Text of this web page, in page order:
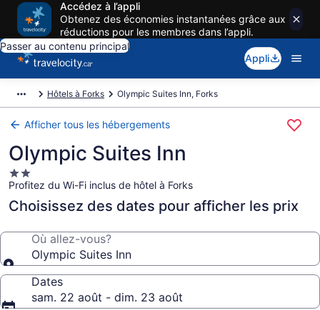
Accédez à l’appli
Obtenez des économies instantanées grâce aux
réductions pour les membres dans l’appli.
Passer au contenu principal
Appli
Hôtels à Forks Olympic Suites Inn, Forks
Afficher tous les hébergements
Olympic Suites Inn
Hébergement
2.0 étoiles
Profitez du Wi-Fi inclus de hôtel à Forks
Choisissez des dates pour afficher les prix
Où allez-vous?
Olympic Suites Inn
Dates
sam. 22 août - dim. 23 août